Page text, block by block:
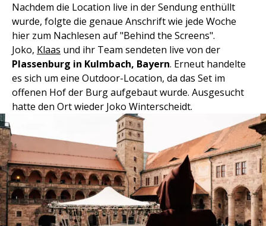
Nachdem die Location live in der Sendung enthüllt
wurde, folgte die genaue Anschrift wie jede Woche
hier zum Nachlesen auf "Behind the Screens".
Joko, Klaas und ihr Team sendeten live von der
Plassenburg in Kulmbach, Bayern. Erneut handelte
es sich um eine Outdoor-Location, da das Set im
offenen Hof der Burg aufgebaut wurde. Ausgesucht
hatte den Ort wieder Joko Winterscheidt.